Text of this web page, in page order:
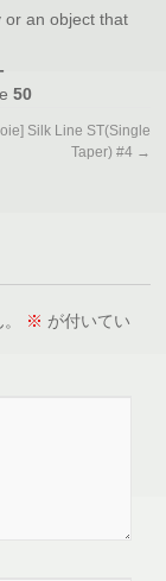
or an object that
50
Silk Line ST(Single
Taper) #4 →
※ が付いてい